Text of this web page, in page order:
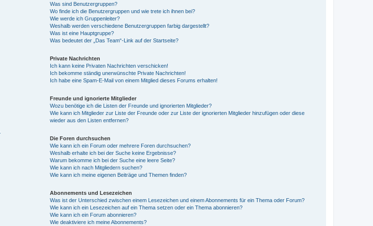
Was sind Benutzergruppen?
Wo finde ich die Benutzergruppen und wie trete ich ihnen bei?
Wie werde ich Gruppenleiter?
Weshalb werden verschiedene Benutzergruppen farbig dargestellt?
Was ist eine Hauptgruppe?
Was bedeutet der „Das Team“-Link auf der Startseite?
Private Nachrichten
Ich kann keine Privaten Nachrichten verschicken!
Ich bekomme ständig unerwünschte Private Nachrichten!
Ich habe eine Spam-E-Mail von einem Mitglied dieses Forums erhalten!
Freunde und ignorierte Mitglieder
Wozu benötige ich die Listen der Freunde und ignorierten Mitglieder?
Wie kann ich Mitglieder zur Liste der Freunde oder zur Liste der ignorierten Mitglieder hinzufügen oder diese
wieder aus den Listen entfernen?
Die Foren durchsuchen
Wie kann ich ein Forum oder mehrere Foren durchsuchen?
Weshalb erhalte ich bei der Suche keine Ergebnisse?
Warum bekomme ich bei der Suche eine leere Seite?
Wie kann ich nach Mitgliedern suchen?
Wie kann ich meine eigenen Beiträge und Themen finden?
Abonnements und Lesezeichen
Was ist der Unterschied zwischen einem Lesezeichen und einem Abonnements für ein Thema oder Forum?
Wie kann ich ein Lesezeichen auf ein Thema setzen oder ein Thema abonnieren?
Wie kann ich ein Forum abonnieren?
Wie deaktiviere ich meine Abonnements?